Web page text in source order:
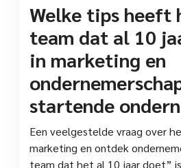
Welke tips heeft
team dat al 10
in marketing en
startende
Een veelgestelde vraag over
marketing en ontdek
team dat het al 10 jaar doet”